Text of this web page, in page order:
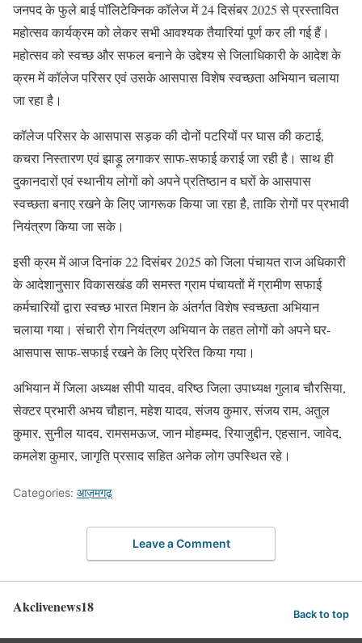
जनपद के फुले बाई पॉलिटेक्निक कॉलेज में 24 दिसंबर 2025 से प्रस्तावित
महोत्सव कार्यक्रम को लेकर सभी आवश्यक तैयारियां पूर्ण कर ली गई हैं।
महोत्सव को स्वच्छ और सफल बनाने के उद्देश्य से जिलाधिकारी के आदेश के
क्रम में कॉलेज परिसर एवं उसके आसपास विशेष स्वच्छता अभियान चलाया
जा रहा है।
कॉलेज परिसर के आसपास सड़क की दोनों पटरियों पर घास की कटाई,
कचरा निस्तारण एवं झाड़ू लगाकर साफ-सफाई कराई जा रही है। साथ ही
दुकानदारों एवं स्थानीय लोगों को अपने प्रतिष्ठान व घरों के आसपास
स्वच्छता बनाए रखने के लिए जागरूक किया जा रहा है, ताकि रोगों पर प्रभावी
नियंत्रण किया जा सके।
इसी क्रम में आज दिनांक 22 दिसंबर 2025 को जिला पंचायत राज अधिकारी
के आदेशानुसार विकासखंड की समस्त ग्राम पंचायतों में ग्रामीण सफाई
कर्मचारियों द्वारा स्वच्छ भारत मिशन के अंतर्गत विशेष स्वच्छता अभियान
चलाया गया। संचारी रोग नियंत्रण अभियान के तहत लोगों को अपने घर-
आसपास साफ-सफाई रखने के लिए प्रेरित किया गया।
अभियान में जिला अध्यक्ष सीपी यादव, वरिष्ठ जिला उपाध्यक्ष गुलाब चौरसिया,
सेक्टर प्रभारी अभय चौहान, महेश यादव, संजय कुमार, संजय राम, अतुल
कुमार, सुनील यादव, रामसमऊज, जान मोहम्मद, रियाजुद्दीन, एहसान, जावेद,
कमलेश कुमार, जागृति प्रसाद सहित अनेक लोग उपस्थित रहे।
Categories: आज़मगढ़
Leave a Comment
Akclivenews18 Back to top